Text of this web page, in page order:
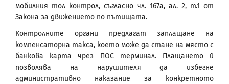
мобилния тол контрол, съгласно чл. 167а, ал. 2, т.1 от
Закона за движението по пътищата.
Контролните органи предлагат заплащане на
компенсаторна такса, което може да стане на място с
банкова карта чрез ПОС терминал. Плащането й
позволява на нарушителя да избегне
административно наказание за конкретното